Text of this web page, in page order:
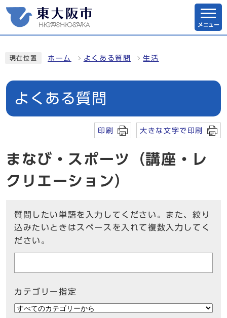
メニュー
現在位置 ホーム よくある質問 生活
よくある質問
印刷 大きな文字で印刷
まなび・スポーツ（講座・レ
クリエーション）
質問したい単語を入力してください。また、絞り
込みたいときはスペースを入れて複数入力してく
ださい。
カテゴリー指定